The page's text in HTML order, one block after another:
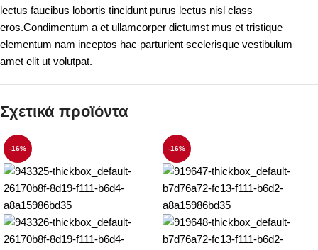
lectus faucibus lobortis tincidunt purus lectus nisl class
eros.Condimentum a et ullamcorper dictumst mus et tristique
elementum nam inceptos hac parturient scelerisque vestibulum
amet elit ut volutpat.
Σχετικά προϊόντα
-16% -16%